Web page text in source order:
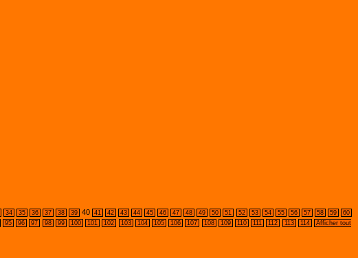
34 35 36 37 38 39 40 41 42 43 44 45 46 47 48 49 50 51 52 53 54 55 56 57 58 59
60
95 96 97 98 99 100 101 102 103 104 105 106 107 108 109 110 111 112 113 114
Afficher tout